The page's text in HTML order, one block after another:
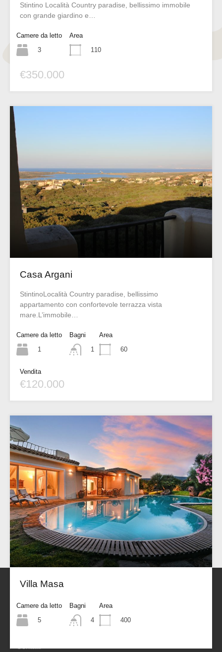
Stintino Località Country paradise, bellissimo immobile
con grande giardino e…
Camere da letto
3
Area
110
€350.000
Casa Argani
StintinoLocalità Country paradise, bellissimo
appartamento con confortevole terrazza vista
mare.L’immobile…
Camere da letto
1
Bagni
1
Area
60
Vendita
€120.000
Villa Masa
Camere da letto
5
Bagni
4
Area
400
News